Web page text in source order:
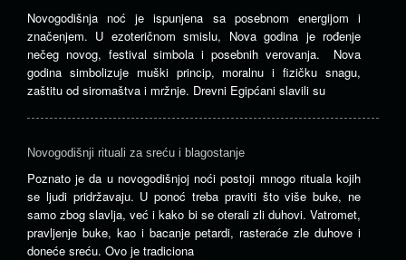
Novogodišnja noć je ispunjena sa posebnom energijom i
značenjem. U ezoteričnom smislu, Nova godina je rođenje
nečeg novog, festival simbola i posebnih verovanja. Nova
godina simbolizuje muški princip, moralnu i fizičku snagu,
zaštitu od siromaštva i mržnje. Drevni Egipćani slavili su
Novogodišnji rituali za sreću i blagostanje
Poznato je da u novogodišnjoj noći postoji mnogo rituala kojih
se ljudi pridržavaju. U ponoć treba praviti što više buke, ne
samo zbog slavlja, već i kako bi se oterali zli duhovi. Vatromet,
pravljenje buke, kao i bacanje petardi, rasteraće zle duhove i
doneće sreću. Ovo je tradiciona